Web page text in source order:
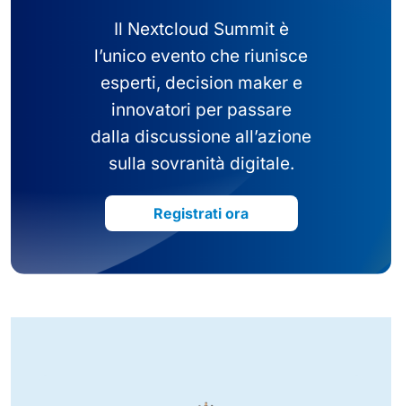
Il Nextcloud Summit è
l’unico evento che riunisce
esperti, decision maker e
innovatori per passare
dalla discussione all’azione
sulla sovranità digitale.
Registrati ora